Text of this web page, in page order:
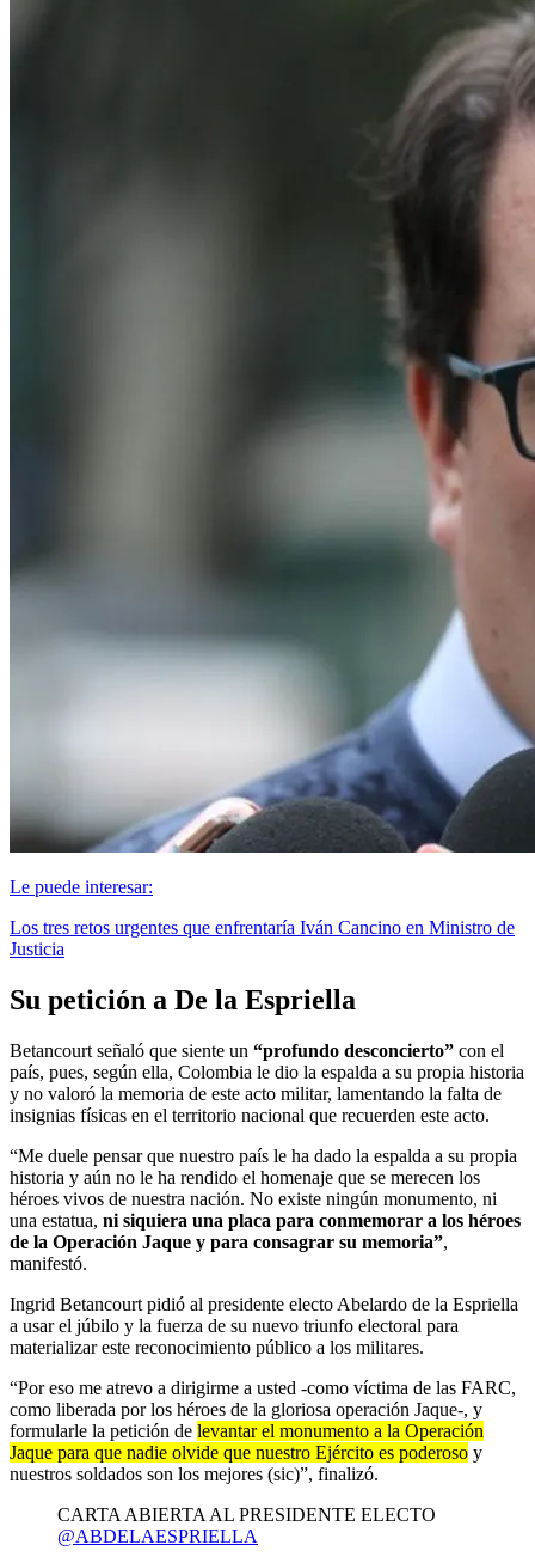
Le puede interesar:
Los tres retos urgentes que enfrentaría Iván Cancino en Ministro de
Justicia
Su petición a De la Espriella
Betancourt señaló que siente un “profundo desconcierto” con el
país, pues, según ella, Colombia le dio la espalda a su propia historia
y no valoró la memoria de este acto militar, lamentando la falta de
insignias físicas en el territorio nacional que recuerden este acto.
“Me duele pensar que nuestro país le ha dado la espalda a su propia
historia y aún no le ha rendido el homenaje que se merecen los
héroes vivos de nuestra nación. No existe ningún monumento, ni
una estatua, ni siquiera una placa para conmemorar a los héroes
de la Operación Jaque y para consagrar su memoria”,
manifestó.
Ingrid Betancourt pidió al presidente electo Abelardo de la Espriella
a usar el júbilo y la fuerza de su nuevo triunfo electoral para
materializar este reconocimiento público a los militares.
“Por eso me atrevo a dirigirme a usted -como víctima de las FARC,
como liberada por los héroes de la gloriosa operación Jaque-, y
formularle la petición de levantar el monumento a la Operación
Jaque para que nadie olvide que nuestro Ejército es poderoso y
nuestros soldados son los mejores (sic)”, finalizó.
CARTA ABIERTA AL PRESIDENTE ELECTO
@ABDELAESPRIELLA